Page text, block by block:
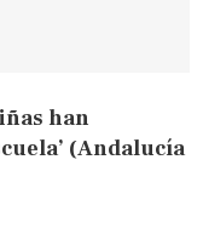
han
(Andalucía